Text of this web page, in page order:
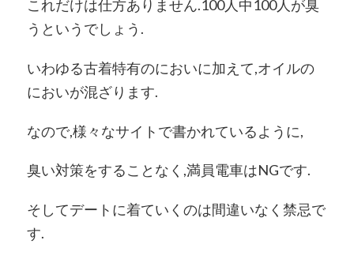
これだけは仕方ありません.100人中100人が臭
うというでしょう.
いわゆる古着特有のにおいに加えて,オイルの
においが混ざります.
なので,様々なサイトで書かれているように,
臭い対策をすることなく,満員電車はNGです.
そしてデートに着ていくのは間違いなく禁忌で
す.